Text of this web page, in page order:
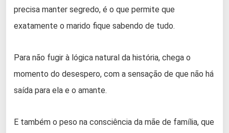
precisa manter segredo, é o que permite que
exatamente o marido fique sabendo de tudo.
Para não fugir à lógica natural da história, chega o
momento do desespero, com a sensação de que não há
saída para ela e o amante.
E também o peso na consciência da mãe de família, que